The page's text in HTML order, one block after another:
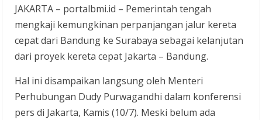
JAKARTA – portalbmi.id – Pemerintah tengah
mengkaji kemungkinan perpanjangan jalur kereta
cepat dari Bandung ke Surabaya sebagai kelanjutan
dari proyek kereta cepat Jakarta – Bandung.
Hal ini disampaikan langsung oleh Menteri
Perhubungan Dudy Purwagandhi dalam konferensi
pers di Jakarta, Kamis (10/7). Meski belum ada